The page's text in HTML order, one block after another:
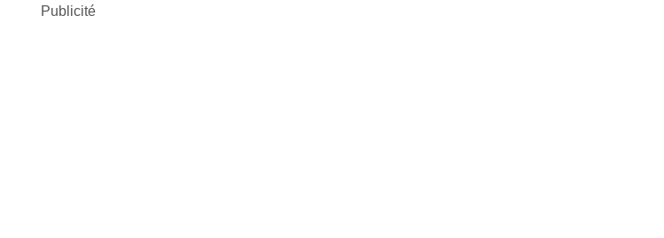
Publicité